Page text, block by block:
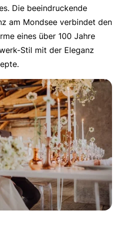
Die beeindruckende
am Mondsee verbindet den
eines über 100 Jahre
Stil mit der Eleganz